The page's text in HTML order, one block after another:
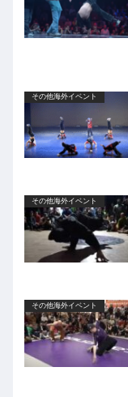
その他海外イベント
その他海外イベント
その他海外イベント